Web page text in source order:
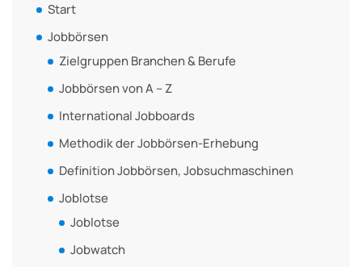
Start
Jobbörsen
Zielgruppen Branchen & Berufe
Jobbörsen von A – Z
International Jobboards
Methodik der Jobbörsen-Erhebung
Definition Jobbörsen, Jobsuchmaschinen
Joblotse
Joblotse
Jobwatch